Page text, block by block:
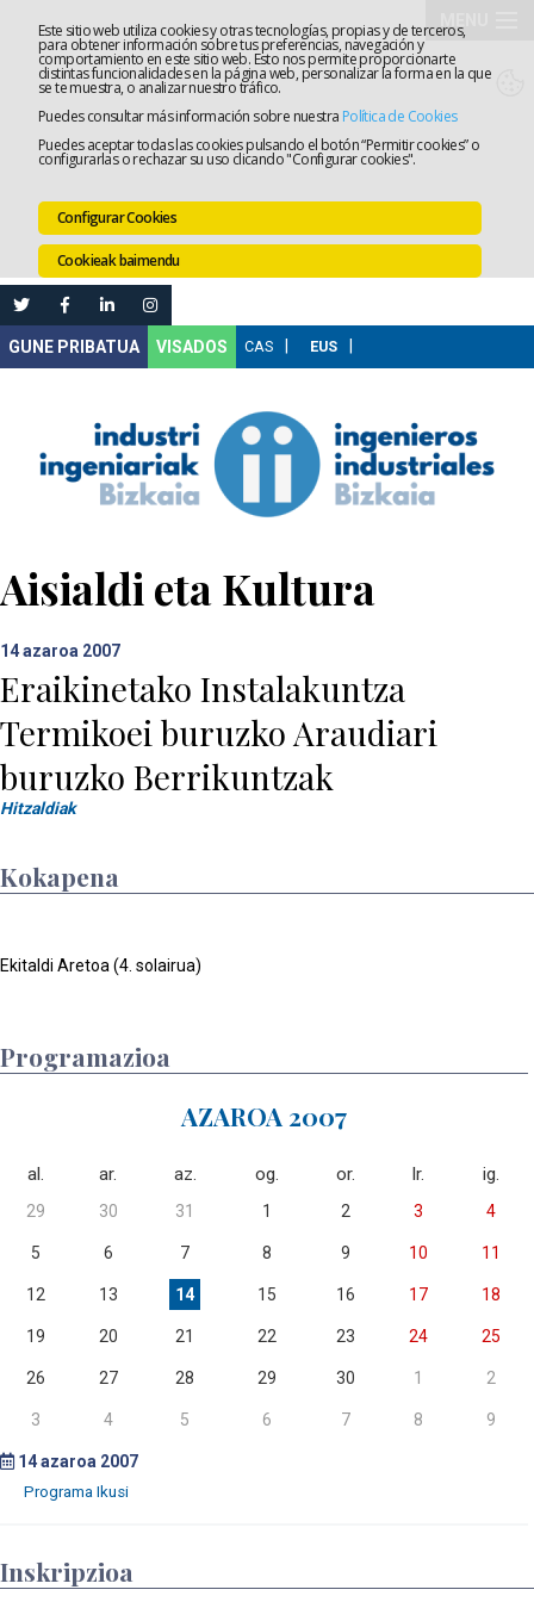
Este sitio web utiliza cookies y otras tecnologías, propias y de terceros,
para obtener información sobre tus preferencias, navegación y
comportamiento en este sitio web. Esto nos permite proporcionarte
distintas funcionalidades en la página web, personalizar la forma en la que
se te muestra, o analizar nuestro tráfico.
Puedes consultar más información sobre nuestra Política de Cookies
Puedes aceptar todas las cookies pulsando el botón “Permitir cookies” o
configurarlas o rechazar su uso clicando "Configurar cookies".
Configurar Cookies
Cookieak baimendu
VISADOS
Aisialdi eta Kultura
14azaroa 2007
Eraikinetako Instalakuntza
Termikoei buruzko Araudiari
buruzko Berrikuntzak
Hitzaldiak
Kokapena
Ekitaldi Aretoa (4. solairua)
Programazioa
AZAROA 2007
al. ar. az. og. or. lr. ig.
29 30 31 1 2 3 4
5 6 7 8 9 10 11
12 13 14 15 16 17 18
19 20 21 22 23 24 25
26 27 28 29 30 1 2
3 4 5 6 7 8 9
14azaroa 2007
Inskripzioa
Elkargoa
Lanaren
Leihatila